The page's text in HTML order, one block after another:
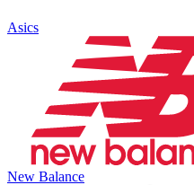
Asics
New Balance